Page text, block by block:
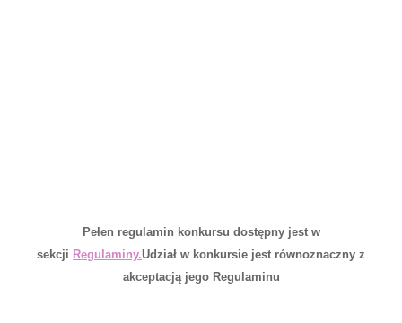
Pełen regulamin konkursu dostępny jest w
sekcji Regulaminy.Udział w konkursie jest równoznaczny z
akceptacją jego Regulaminu